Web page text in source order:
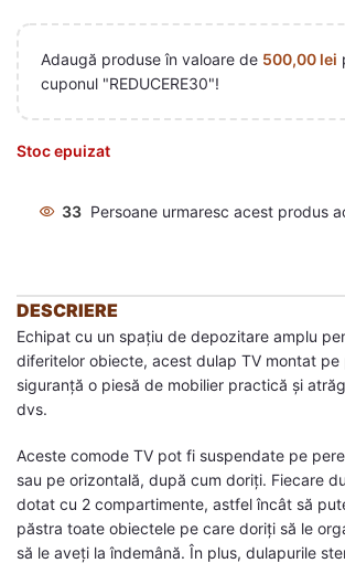
Adaugă produse în valoare de 500,00 lei
cuponul "REDUCERE30"!
Stoc epuizat
33 Persoane urmaresc acest produs
DESCRIERE
Echipat cu un spațiu de depozitare amplu
diferitelor obiecte, acest dulap TV montat pe
siguranță o piesă de mobilier practică și
dvs.
Aceste comode TV pot fi suspendate pe
sau pe orizontală, după cum doriți. Fiecare
dotat cu 2 compartimente, astfel încât să
păstra toate obiectele pe care doriți să le
să le aveți la îndemână. În plus, dulapurile